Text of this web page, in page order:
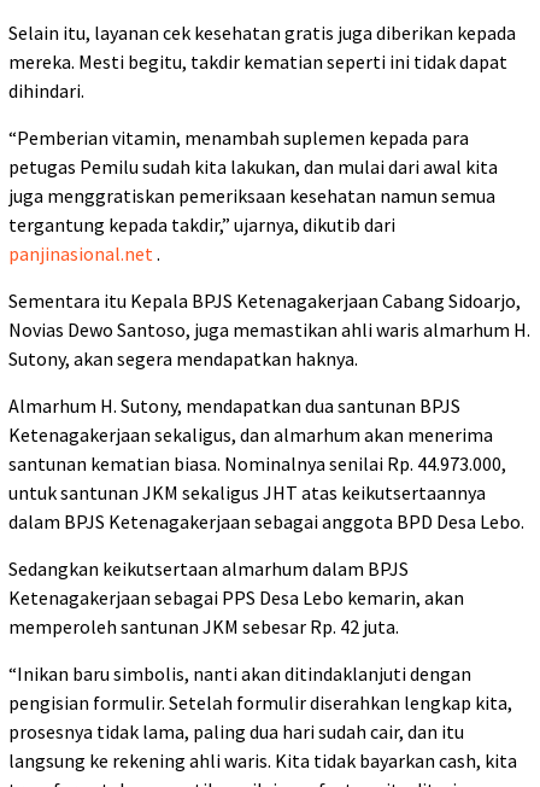
Selain itu, layanan cek kesehatan gratis juga diberikan kepada
mereka. Mesti begitu, takdir kematian seperti ini tidak dapat
dihindari.
“Pemberian vitamin, menambah suplemen kepada para
petugas Pemilu sudah kita lakukan, dan mulai dari awal kita
juga menggratiskan pemeriksaan kesehatan namun semua
tergantung kepada takdir,” ujarnya, dikutib dari
panjinasional.net.
Sementara itu Kepala BPJS Ketenagakerjaan Cabang Sidoarjo,
Novias Dewo Santoso, juga memastikan ahli waris almarhum H.
Sutony, akan segera mendapatkan haknya.
Almarhum H. Sutony, mendapatkan dua santunan BPJS
Ketenagakerjaan sekaligus, dan almarhum akan menerima
santunan kematian biasa. Nominalnya senilai Rp. 44.973.000,
untuk santunan JKM sekaligus JHT atas keikutsertaannya
dalam BPJS Ketenagakerjaan sebagai anggota BPD Desa Lebo.
Sedangkan keikutsertaan almarhum dalam BPJS
Ketenagakerjaan sebagai PPS Desa Lebo kemarin, akan
memperoleh santunan JKM sebesar Rp. 42 juta.
“Inikan baru simbolis, nanti akan ditindaklanjuti dengan
pengisian formulir. Setelah formulir diserahkan lengkap kita,
prosesnya tidak lama, paling dua hari sudah cair, dan itu
langsung ke rekening ahli waris. Kita tidak bayarkan cash, kita